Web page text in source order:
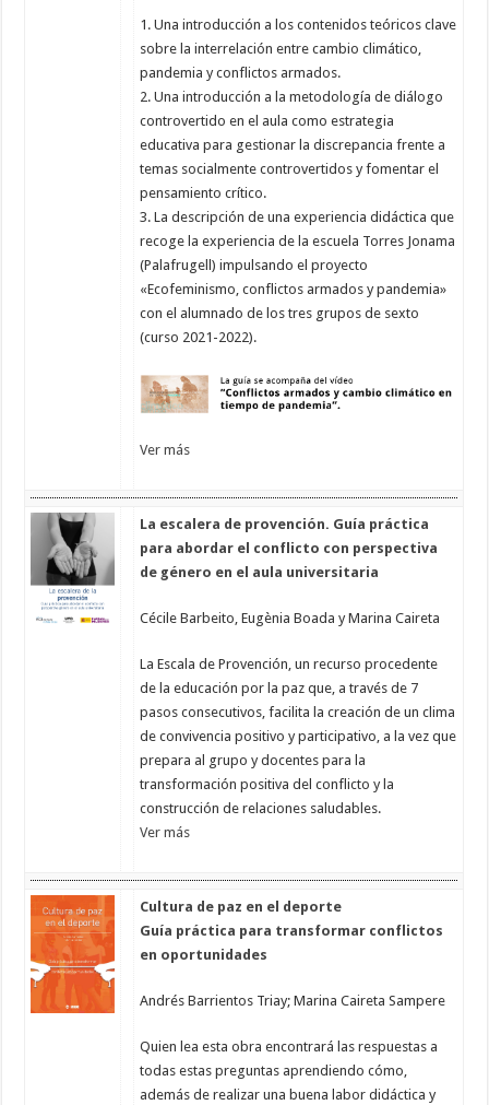
1. Una introducción a los contenidos teóricos clave
sobre la interrelación entre cambio climático,
pandemia y conflictos armados.
2. Una introducción a la metodología de diálogo
controvertido en el aula como estrategia
educativa para gestionar la discrepancia frente a
temas socialmente controvertidos y fomentar el
pensamiento crítico.
3. La descripción de una experiencia didáctica que
recoge la experiencia de la escuela Torres Jonama
(Palafrugell) impulsando el proyecto
«Ecofeminismo, conflictos armados y pandemia»
con el alumnado de los tres grupos de sexto
(curso 2021-2022).
Ver más
La escalera de provención. Guía práctica
para abordar el conflicto con perspectiva
de género en el aula universitaria
Cécile Barbeito, Eugènia Boada y Marina Caireta
La Escala de Provención, un recurso procedente
de la educación por la paz que, a través de 7
pasos consecutivos, facilita la creación de un clima
de convivencia positivo y participativo, a la vez que
prepara al grupo y docentes para la
transformación positiva del conflicto y la
construcción de relaciones saludables.
Ver más
Cultura de paz en el deporte
Guía práctica para transformar conflictos
en oportunidades
Andrés Barrientos Triay; Marina Caireta Sampere
Quien lea esta obra encontrará las respuestas a
todas estas preguntas aprendiendo cómo,
además de realizar una buena labor didáctica y